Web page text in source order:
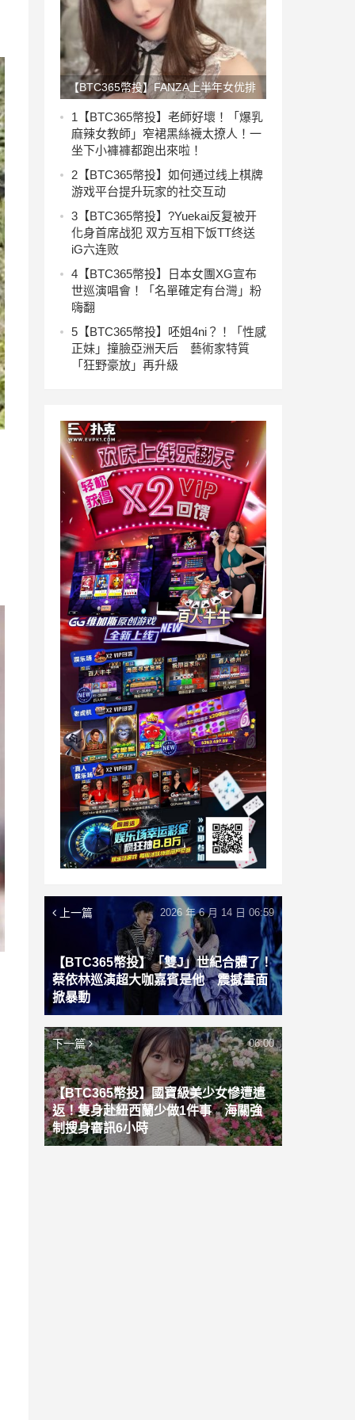
【BTC365幣投】FANZA上半年女优排
行！「河北彩花」夺第一，「三上悠
亚」跌出前十！
1 【BTC365幣投】老師好壞！「爆乳
麻辣女教師」窄裙黑絲襪太撩人！一
坐下小褲褲都跑出來啦！
2 【BTC365幣投】如何通过线上棋牌
游戏平台提升玩家的社交互动
3 【BTC365幣投】?Yuekai反复被开
化身首席战犯 双方互相下饭TT终送
iG六连败
4 【BTC365幣投】日本女團XG宣布
世巡演唱會！「名單確定有台灣」粉
嗨翻
5 【BTC365幣投】呸姐4ni？！「性感
正妹」撞臉亞洲天后 藝術家特質
「狂野豪放」再升級
上一篇
【BTC365幣投】「雙J」世紀合體了！
蔡依林巡演超大咖嘉賓是他 震撼畫面
掀暴動
2026 年 6 月 14 日 06:59
下一篇
【BTC365幣投】國寶級美少女慘遭遣
返！隻身赴紐西蘭少做1件事 海關強
制搜身審訊6小時
06:00